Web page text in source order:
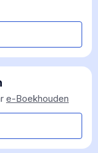
e-Boekhouden